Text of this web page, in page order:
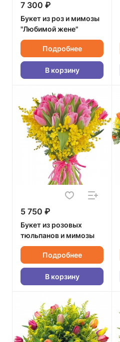
7 300 ₽
Букет из роз и мимозы
"Любимой жене"
Подробнее
В корзину
5 750 ₽
Букет из розовых
тюльпанов и мимозы
Подробнее
В корзину